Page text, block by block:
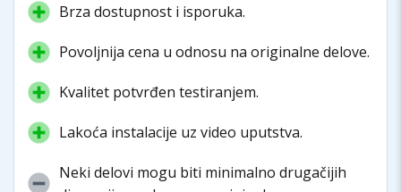
Brza dostupnost i isporuka.
Povoljnija cena u odnosu na originalne delove.
Kvalitet potvrđen testiranjem.
Lakoća instalacije uz video uputstva.
Neki delovi mogu biti minimalno drugačijih